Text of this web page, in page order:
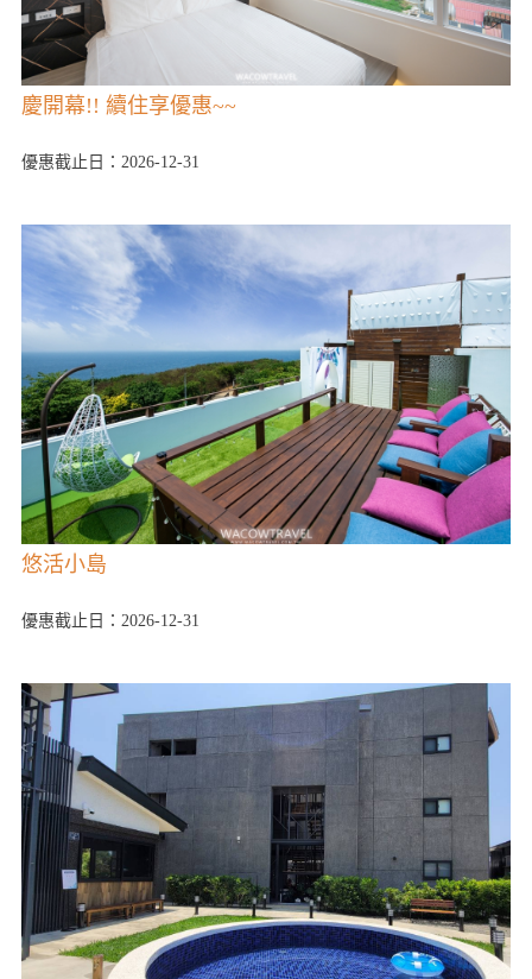
慶開幕!! 續住享優惠~~
優惠截止日：2026-12-31
悠活小島
優惠截止日：2026-12-31